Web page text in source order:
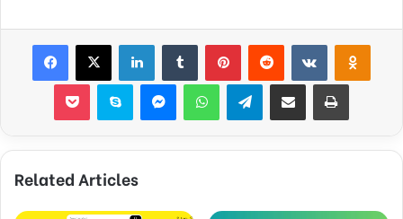
Facebook
X LinkedInTumblr PinterestReddit VKontakte
Pocket Skype MessengerWhatsAppTelegramShare via Email Print
Related Articles